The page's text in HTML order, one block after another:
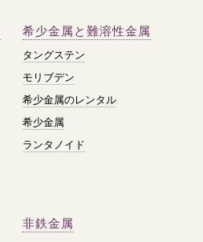
希少金属と難溶性金属
タングステン
モリブデン
希少金属のレンタル
希少金属
ランタノイド
非鉄金属